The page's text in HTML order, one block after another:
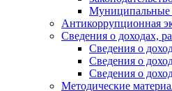
Муниципальные
Антикоррупционная
Сведения о доходах,
Сведения о
Сведения о
Сведения о
Методические